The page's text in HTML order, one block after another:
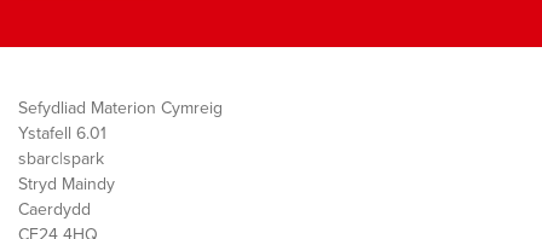
Sefydliad Materion Cymreig
Ystafell 6.01
sbarc|spark
Stryd Maindy
Caerdydd
CF24 4HQ